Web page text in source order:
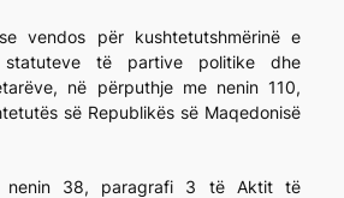
vendos për kushtetutshmërinë e
statuteve të partive politike dhe
në përputhje me nenin 110,
së Republikës së Maqedonisë
nenin 38, paragrafi 3 të Aktit të